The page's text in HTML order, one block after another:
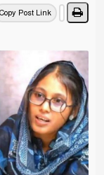
Copy Post Link